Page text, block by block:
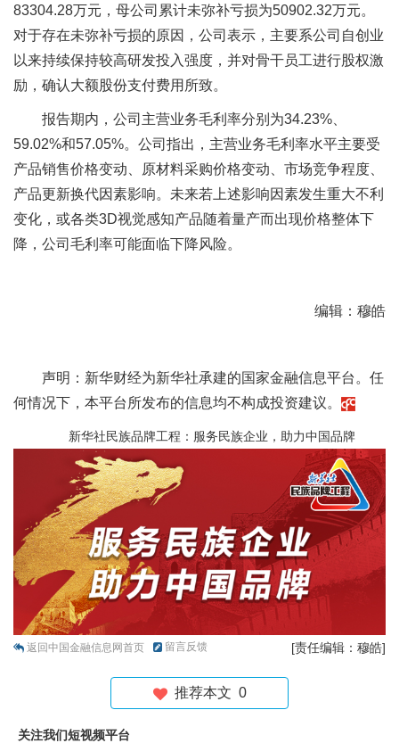
83304.28万元，母公司累计未弥补亏损为50902.32万元。
对于存在未弥补亏损的原因，公司表示，主要系公司自创业
以来持续保持较高研发投入强度，并对骨干员工进行股权激
励，确认大额股份支付费用所致。
报告期内，公司主营业务毛利率分别为34.23%、
59.02%和57.05%。公司指出，主营业务毛利率水平主要受
产品销售价格变动、原材料采购价格变动、市场竞争程度、
产品更新换代因素影响。未来若上述影响因素发生重大不利
变化，或各类3D视觉感知产品随着量产而出现价格整体下
降，公司毛利率可能面临下降风险。
编辑：穆皓
声明：新华财经为新华社承建的国家金融信息平台。任
何情况下，本平台所发布的信息均不构成投资建议。
新华社民族品牌工程：服务民族企业，助力中国品牌
返回中国金融信息网首页 留言反馈 [责任编辑：穆皓]
推荐本文 0
关注我们短视频平台